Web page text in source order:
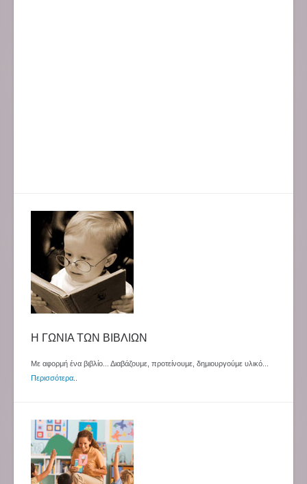
Η ΓΩΝΙΑ ΤΩΝ ΒΙΒΛΙΩΝ
Με αφορμή ένα βιβλίο... Διαβάζουμε, προτείνουμε, δημιουργούμε υλικό...
Περισσότερα